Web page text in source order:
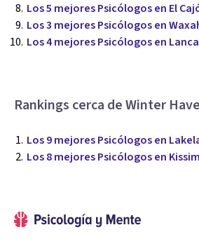
Los 5 mejores Psicólogos en El
Los 3 mejores Psicólogos en
Los 4 mejores Psicólogos en
Rankings cerca de Winter
Los 9 mejores Psicólogos en
Los 8 mejores Psicólogos en